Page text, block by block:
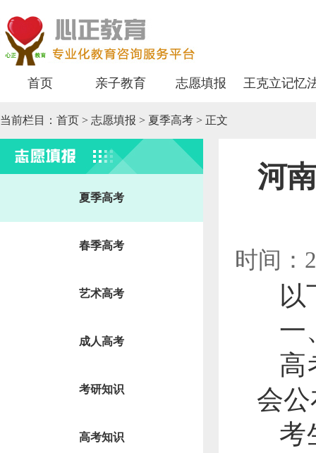
首页 亲子教育 志愿填报 王克立记忆
当前栏目： 首页 > 志愿填报 > 夏季高考 > 正文
志愿填报
夏季高考
春季高考
艺术高考
成人高考
考研知识
高考知识
河
时间
以
一
高
会
考